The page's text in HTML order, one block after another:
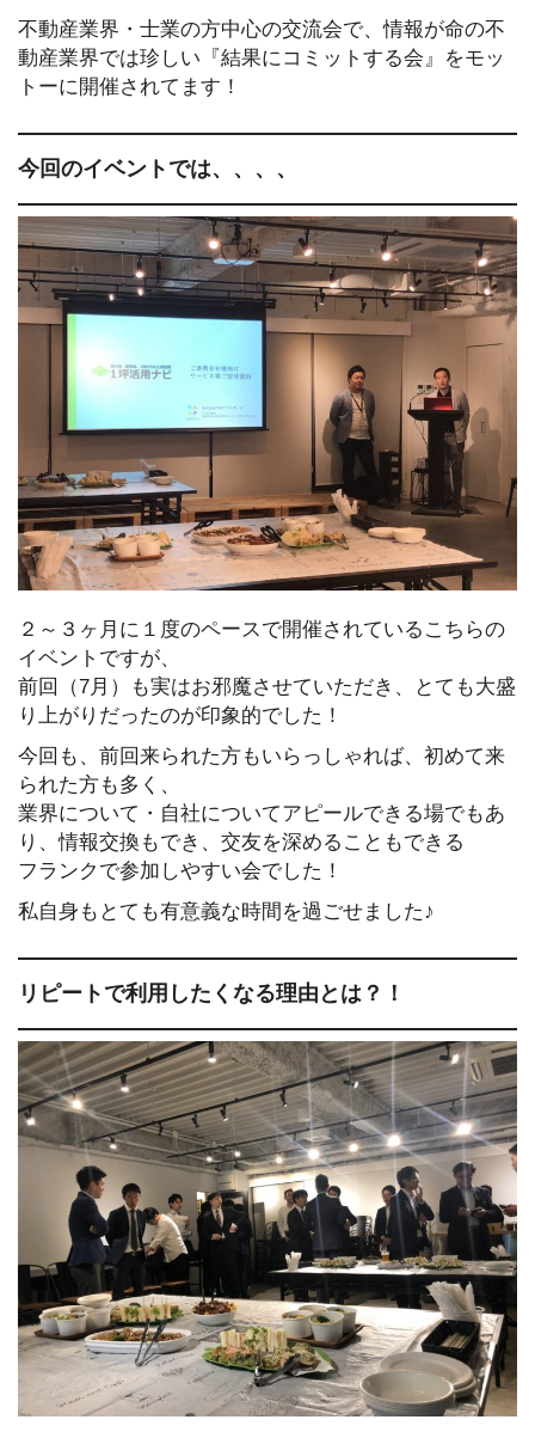
不動産業界・士業の方中心の交流会で、情報が命の不
動産業界では珍しい『結果にコミットする会』をモッ
トーに開催されてます！
今回のイベントでは、、、、
２～３ヶ月に１度のペースで開催されているこちらの
イベントですが、
前回（7月）も実はお邪魔させていただき、とても大盛
り上がりだったのが印象的でした！
今回も、前回来られた方もいらっしゃれば、初めて来
られた方も多く、
業界について・自社についてアピールできる場でもあ
り、情報交換もでき、交友を深めることもできる
フランクで参加しやすい会でした！
私自身もとても有意義な時間を過ごせました♪
リピートで利用したくなる理由とは？！